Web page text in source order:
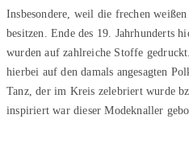
Insbesondere, weil die frechen
besitzen. Ende des 19. Jahrhunderts
wurden auf zahlreiche Stoffe
hierbei auf den damals angesagten
Tanz, der im Kreis zelebriert wurde
inspiriert war dieser Modeknaller